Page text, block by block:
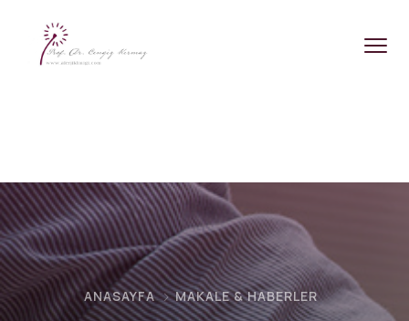
ANASAYFA MAKALE & HABERLER